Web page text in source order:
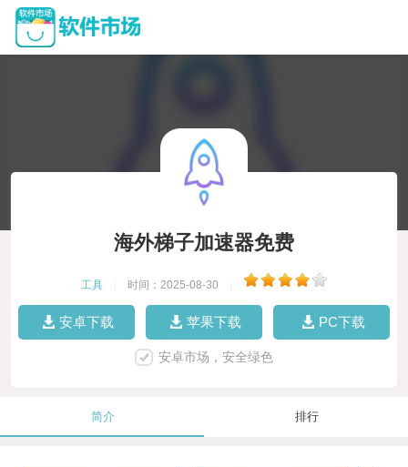
海外梯子加速器免费
工具 时间：2025-08-30
安卓下载 苹果下载 PC下载
安卓市场，安全绿色
简介 排行